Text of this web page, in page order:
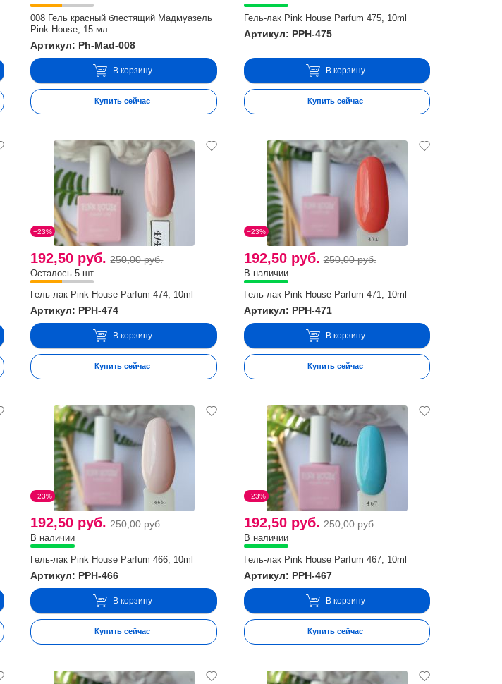
008 Гель красный блестящий Мадмуазель
Pink House, 15 мл
Артикул: Ph-Mad-008
В корзину
Купить сейчас
Гель-лак Pink House Parfum 475, 10ml
Артикул: PPH-475
В корзину
Купить сейчас
−23%
192,50 руб. 250,00 руб.
Осталось 5 шт
Гель-лак Pink House Parfum 474, 10ml
Артикул: PPH-474
В корзину
Купить сейчас
−23%
192,50 руб. 250,00 руб.
В наличии
Гель-лак Pink House Parfum 471, 10ml
Артикул: PPH-471
В корзину
Купить сейчас
−23%
192,50 руб. 250,00 руб.
В наличии
Гель-лак Pink House Parfum 466, 10ml
Артикул: PPH-466
В корзину
Купить сейчас
−23%
192,50 руб. 250,00 руб.
В наличии
Гель-лак Pink House Parfum 467, 10ml
Артикул: PPH-467
В корзину
Купить сейчас